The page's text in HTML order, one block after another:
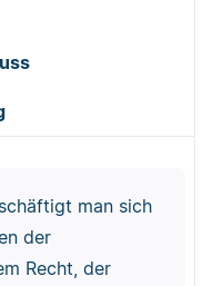
man sich
der
Recht, der